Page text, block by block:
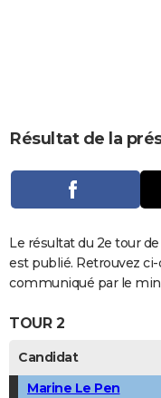
CARTE DE VOEUX
DICTIONNAIRE
Dictionnaire
Biographies
Expressions
Proverbes
PROGRAMME TV
COPAINS D'AVANT
S'inscrire
Se connecter
Lycées
Collèges
Primaires
Universités
Entreprises
Service militaire
Avis de recherche
AVIS DE DÉCÈS
FORUM
Bricolage
Culture
Television
Voyage
Résultat de la
Le résultat du 2e tour
est publié. Retrouvez
communiqué par le
TOUR 2
Candidat
Marine Le Pen